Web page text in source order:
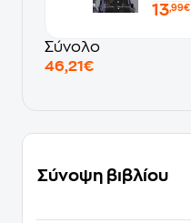
13,99€
Σύνολο
46,21€
Σύνοψη βιβλίου